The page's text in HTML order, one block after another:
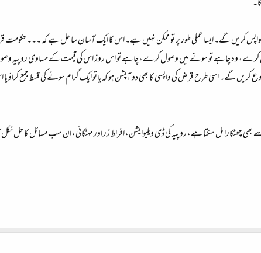
کرے، وہ چاہے تو سونے میں وصول کرے، چاہے تو اس روز اس کی قیمت کے مساوی روپیہ
گے۔ اسی طرح قرض کی واپسی کا بھی دو آپشن ہو کہ یا تو ایک گرام سونے کی قسط جمع کراؤ
چھٹکارا مل سکتا ہے، روپیہ کی ڈی ویلیوایشن، افراط زر اور مہنگائی، ان سب مسائل کا حل